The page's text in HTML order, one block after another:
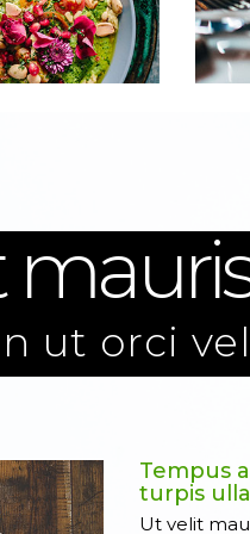
ut orci
Tempus
turpis
Ut velit